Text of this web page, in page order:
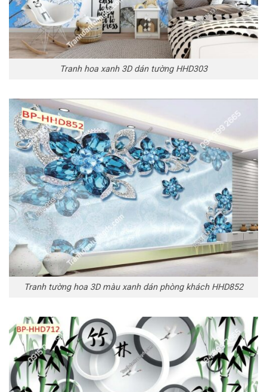
Tranh hoa xanh 3D dán tường HHD303
Tranh tường hoa 3D màu xanh dán phòng khách HHD852